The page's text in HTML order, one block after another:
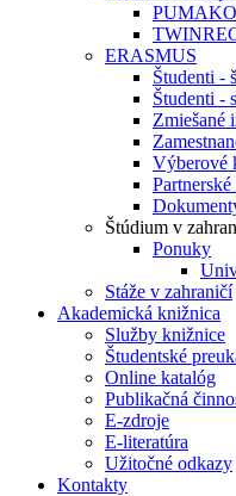
PUMAKO
ERASMUS
Študenti -
Študenti -
Zmiešané
Výberové
Štúdium v
Ponuky
Stáže v zahraničí
Akademická knižnica
Služby knižnice
Študentské
Online katalóg
Publikačná
E-zdroje
E-literatúra
Užitočné odkazy
Kontakty